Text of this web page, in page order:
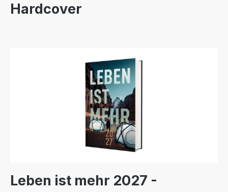
Hardcover
Leben ist mehr 2027 -